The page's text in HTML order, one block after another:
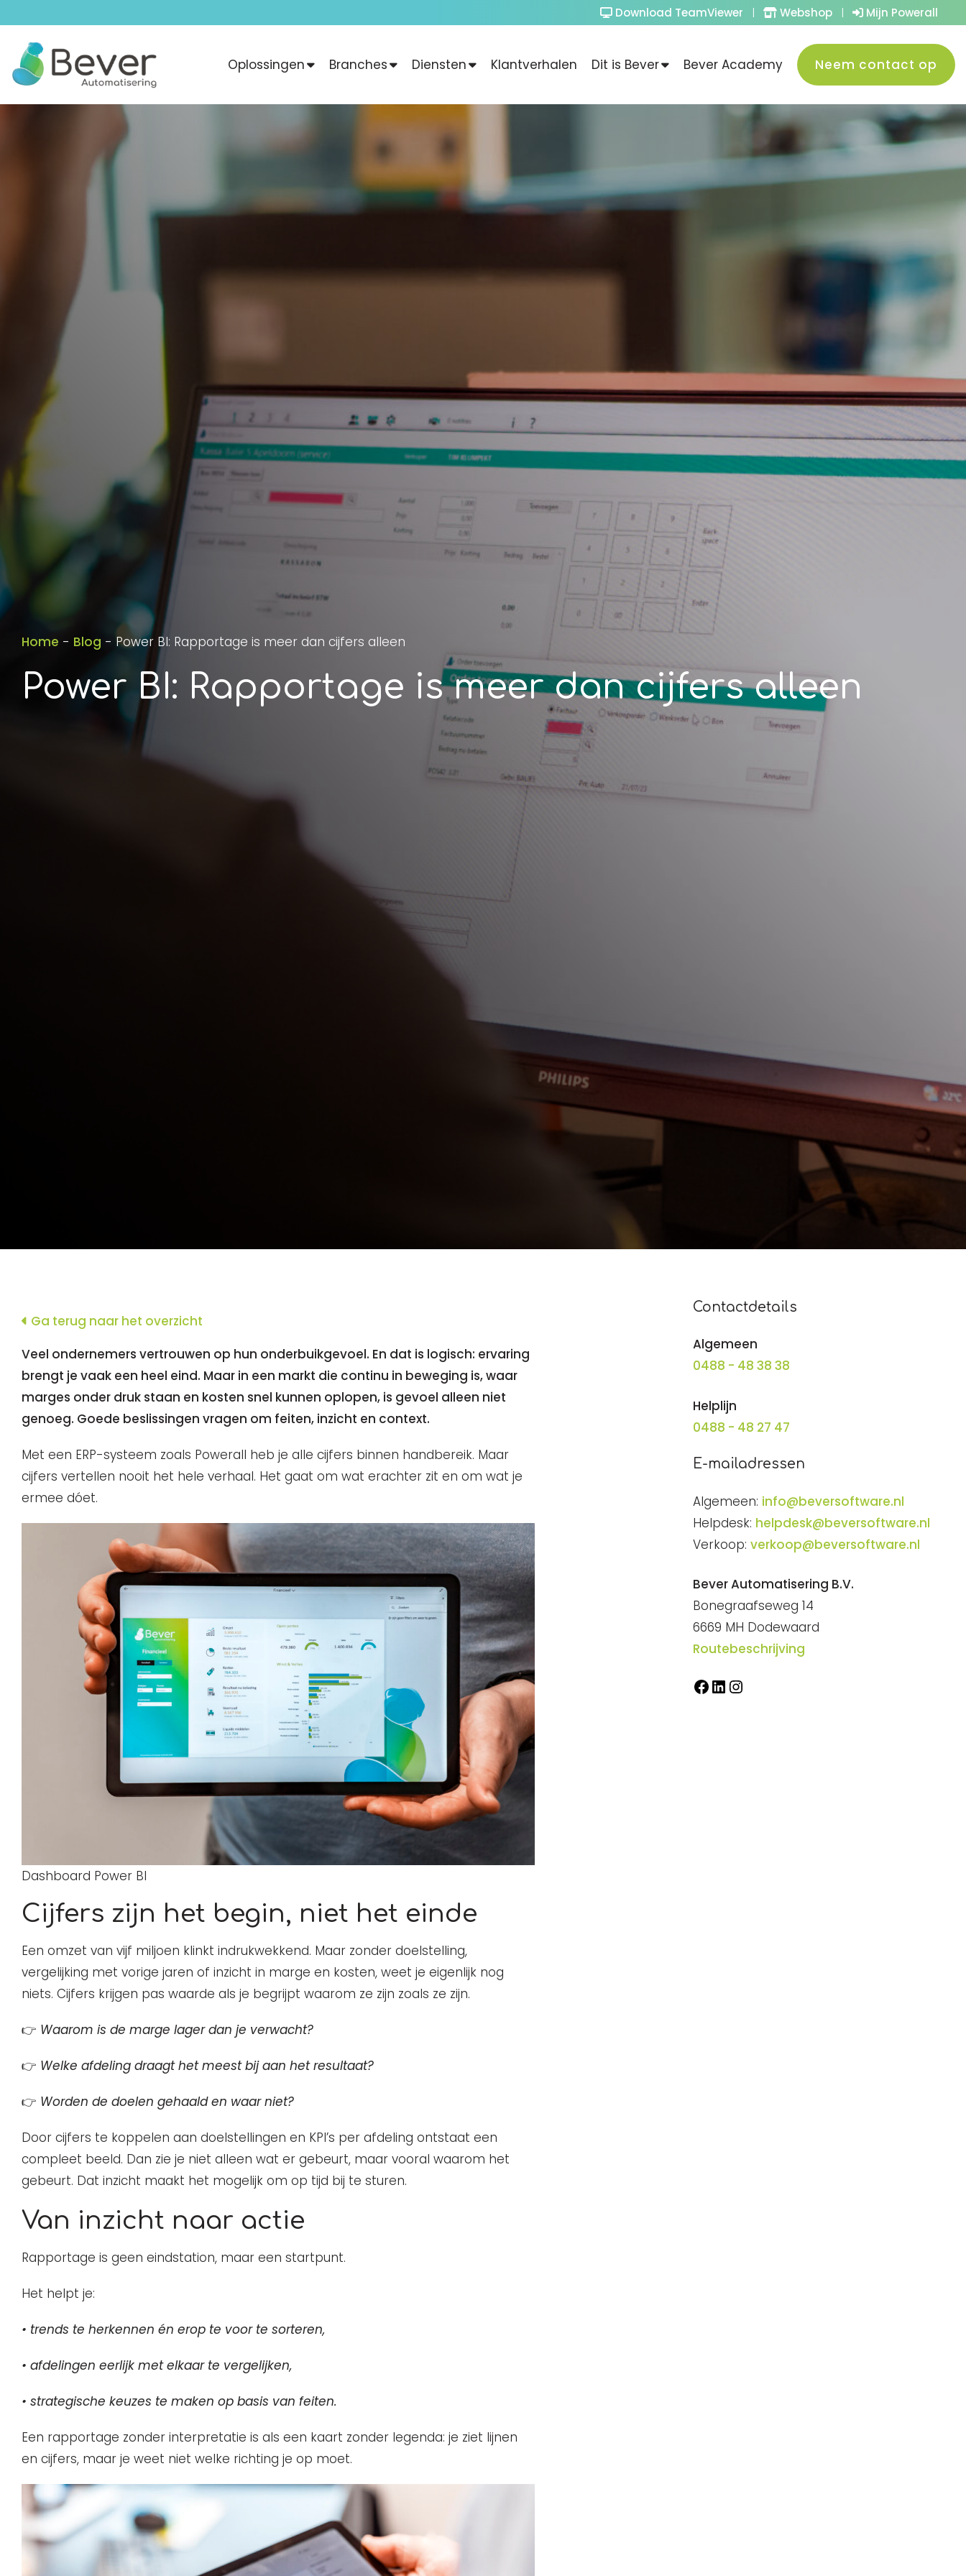
Download TeamViewer | Webshop | Mijn Powerall
Oplossingen Branches Diensten Klantverhalen Dit is Bever Bever Academy Neem contact op
Home - Blog - Power BI: Rapportage is meer dan cijfers alleen
Power BI: Rapportage is meer dan cijfers alleen
Ga terug naar het overzicht
Veel ondernemers vertrouwen op hun onderbuikgevoel. En dat is logisch: ervaring
brengt je vaak een heel eind. Maar in een markt die continu in beweging is, waar
marges onder druk staan en kosten snel kunnen oplopen, is gevoel alleen niet
genoeg. Goede beslissingen vragen om feiten, inzicht en context.
Met een ERP-systeem zoals Powerall heb je alle cijfers binnen handbereik. Maar
cijfers vertellen nooit het hele verhaal. Het gaat om wat erachter zit en om wat je
ermee dóet.
Dashboard Power BI
Cijfers zijn het begin, niet het einde
Een omzet van vijf miljoen klinkt indrukwekkend. Maar zonder doelstelling,
vergelijking met vorige jaren of inzicht in marge en kosten, weet je eigenlijk nog
niets. Cijfers krijgen pas waarde als je begrijpt waarom ze zijn zoals ze zijn.
👉 Waarom is de marge lager dan je verwacht?
👉 Welke afdeling draagt het meest bij aan het resultaat?
👉 Worden de doelen gehaald en waar niet?
Door cijfers te koppelen aan doelstellingen en KPI’s per afdeling ontstaat een
compleet beeld. Dan zie je niet alleen wat er gebeurt, maar vooral waarom het
gebeurt. Dat inzicht maakt het mogelijk om op tijd bij te sturen.
Van inzicht naar actie
Rapportage is geen eindstation, maar een startpunt.
Het helpt je:
• trends te herkennen én erop te voor te sorteren,
• afdelingen eerlijk met elkaar te vergelijken,
• strategische keuzes te maken op basis van feiten.
Een rapportage zonder interpretatie is als een kaart zonder legenda: je ziet lijnen
en cijfers, maar je weet niet welke richting je op moet.
Contactdetails
Algemeen
0488 - 48 38 38
Helplijn
0488 - 48 27 47
E-mailadressen
Algemeen: info@beversoftware.nl
Helpdesk: helpdesk@beversoftware.nl
Verkoop: verkoop@beversoftware.nl
Bever Automatisering B.V.
Bonegraafseweg 14
6669 MH Dodewaard
Routebeschrijving
Facebook
LinkedIn
Instagram